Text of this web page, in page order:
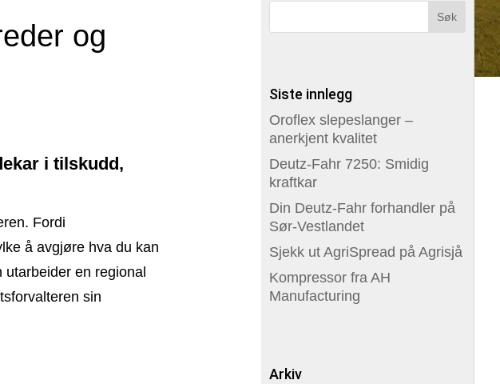
og
i tilskudd,
Fordi
å avgjøre hva du kan
utarbeider en regional
sin
Siste innlegg
Oroflex slepeslanger –
anerkjent kvalitet
Deutz-Fahr 7250: Smidig
kraftkar
Din Deutz-Fahr forhandler på
Sør-Vestlandet
Sjekk ut AgriSpread på Agrisjå
Kompressor fra AH
Manufacturing
Arkiv